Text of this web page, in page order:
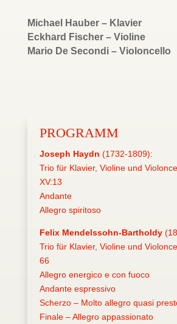
Michael Hauber – Klavier
Eckhard Fischer – Violine
Mario De Secondi – Violoncello
PROGRAMM
Joseph Haydn (1732-1809):
Trio für Klavier, Violine und
XV:13
Andante
Allegro spiritoso
Felix Mendelssohn-Bartholdy
Trio für Klavier, Violine und
66
Allegro energico e con fuoco
Andante espressivo
Scherzo – Molto allegro quasi
Finale – Allegro appassionato